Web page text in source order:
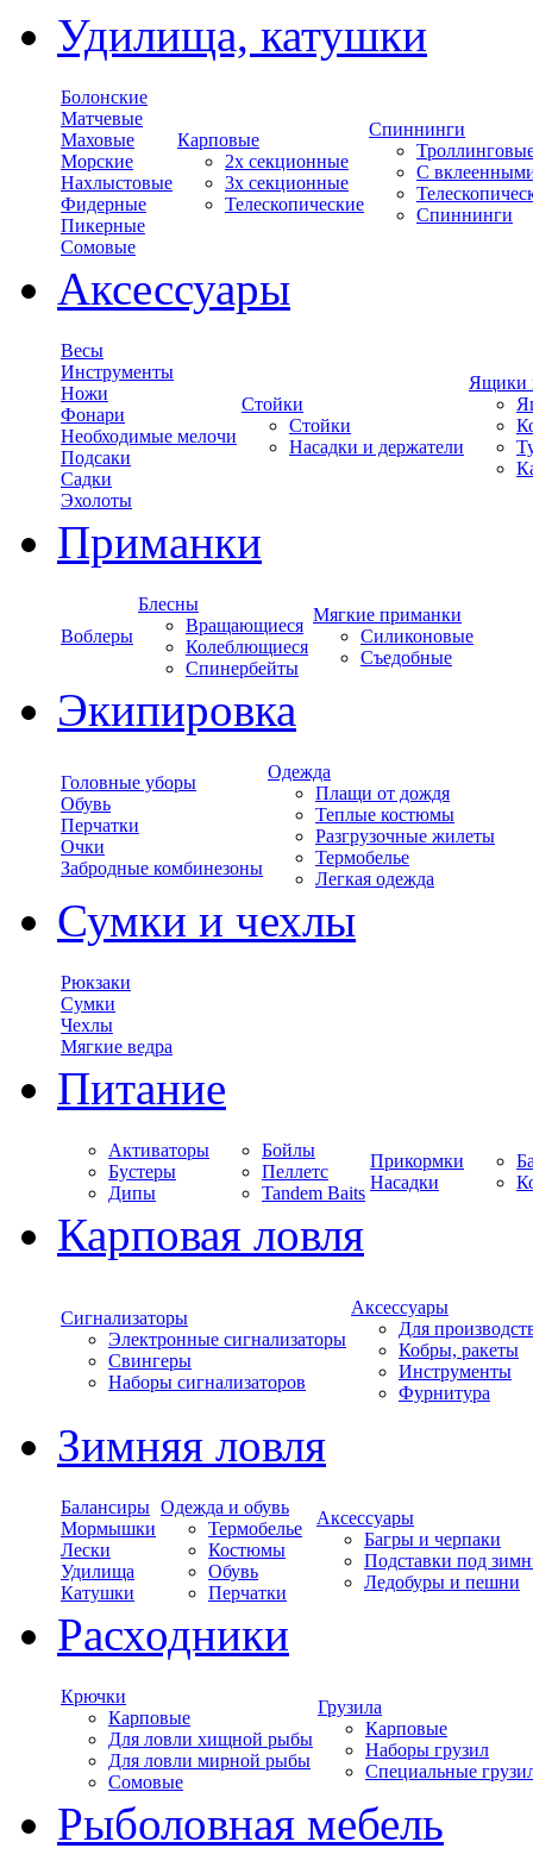
Удилища, катушки
Болонские
Матчевые
Маховые
Морские
Нахлыстовые
Фидерные
Пикерные
Сомовые
Карповые
2х секционные
3х секционные
Телескопические
Спиннинги
С
Спиннинги
Аксессуары
Весы
Инструменты
Ножи
Фонари
Необходимые мелочи
Подсаки
Садки
Эхолоты
Стойки
Стойки
Насадки и держатели
Ящики
Приманки
Воблеры
Блесны
Вращающиеся
Колеблющиеся
Спинербейты
Мягкие приманки
Силиконовые
Съедобные
Экипировка
Головные уборы
Обувь
Перчатки
Очки
Забродные комбинезоны
Одежда
Плащи от дождя
Теплые костюмы
Разгрузочные жилеты
Термобелье
Легкая одежда
Сумки и чехлы
Рюкзаки
Сумки
Чехлы
Мягкие ведра
Питание
Активаторы
Бустеры
Дипы
Бойлы
Пеллетс
Tandem Baits
Прикормки
Насадки
Карповая ловля
Сигнализаторы
Электронные сигнализаторы
Свингеры
Наборы сигнализаторов
Аксессуары
Для
Кобры, ракеты
Инструменты
Фурнитура
Зимняя ловля
Балансиры
Мормышки
Лески
Удилища
Катушки
Одежда и обувь
Термобелье
Костюмы
Обувь
Перчатки
Аксессуары
Багры и черпаки
Подставки под
Ледобуры и пешни
Расходники
Крючки
Карповые
Для ловли хищной рыбы
Для ловли мирной рыбы
Сомовые
Грузила
Карповые
Наборы грузил
Специальные
Рыболовная мебель